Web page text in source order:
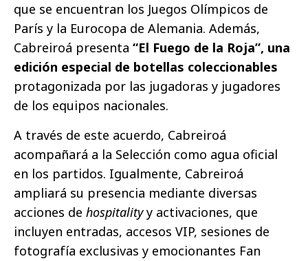
que se encuentran los Juegos Olímpicos de
París y la Eurocopa de Alemania. Además,
Cabreiroá presenta “El Fuego de la Roja”, una
edición especial de botellas coleccionables
protagonizada por las jugadoras y jugadores
de los equipos nacionales.
A través de este acuerdo, Cabreiroá
acompañará a la Selección como agua oficial
en los partidos. Igualmente, Cabreiroá
ampliará su presencia mediante diversas
acciones de hospitalityy activaciones, que
incluyen entradas, accesos VIP, sesiones de
fotografía exclusivas y emocionantes Fan